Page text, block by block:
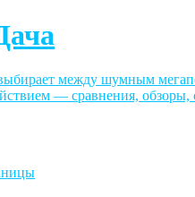
между шумным
— сравнения, обзоры,